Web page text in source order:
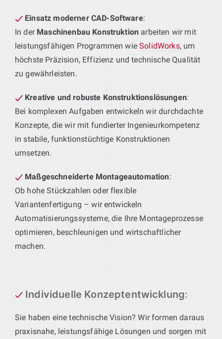
Einsatz moderner CAD-Software:
In der Maschinenbau Konstruktion arbeiten wir mit
leistungsfähigen Programmen wieSolidWorks, um
höchste Präzision, Effizienz und technische Qualität
zu gewährleisten.
Kreative und robuste Konstruktionslösungen:
Bei komplexen Aufgaben entwickeln wir durchdachte
Konzepte, die wir mit fundierter Ingenieurkompetenz
in stabile, funktionstüchtige Konstruktionen
umsetzen.
Maßgeschneiderte Montageautomation:
Ob hohe Stückzahlen oder flexible
Variantenfertigung – wir entwickeln
Automatisierungssysteme, die Ihre Montageprozesse
optimieren, beschleunigen und wirtschaftlicher
machen.
Individuelle Konzeptentwicklung:
Sie haben eine technische Vision? Wir formen daraus
praxisnahe, leistungsfähige Lösungen und sorgen mit